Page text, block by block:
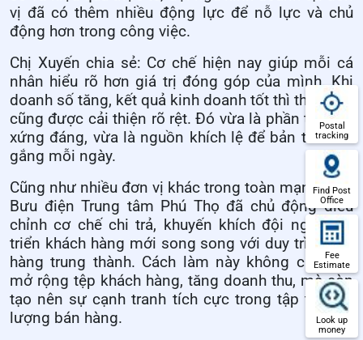
vị đã có thêm nhiều động lực để nỗ lực và chủ
động hơn trong công việc.
Chị Xuyến chia sẻ: Cơ chế hiện nay giúp mỗi cá
nhân hiểu rõ hơn giá trị đóng góp của mình. Khi
doanh số tăng, kết quả kinh doanh tốt thì thu nhập
cũng được cải thiện rõ rệt. Đó vừa là phần thưởng
xứng đáng, vừa là nguồn khích lệ để bản thân cố
gắng mỗi ngày.
Cũng như nhiều đơn vị khác trong toàn mạng lưới,
Bưu điện Trung tâm Phú Thọ đã chủ động điều
chỉnh cơ chế chi trả, khuyến khích đội ngũ phát
triển khách hàng mới song song với duy trì khách
hàng trung thành. Cách làm này không chỉ giúp
mở rộng tệp khách hàng, tăng doanh thu, mà còn
tạo nên sự cạnh tranh tích cực trong tập thể lực
lượng bán hàng.
Postal
tracking
Find Post
Office
Fee
Estimate
Look up
money